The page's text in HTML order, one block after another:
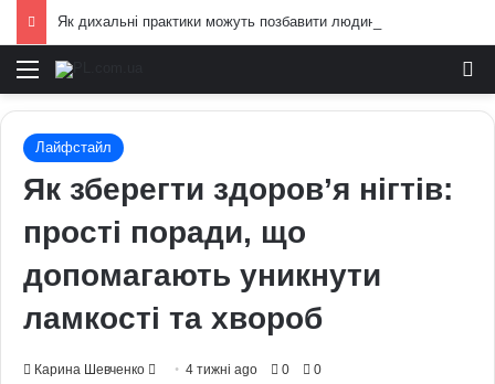
Меню
Лайфстайл
Як зберегти здоров’я нігтів:
прості поради, що
допомагають уникнути
ламкості та хвороб
Карина Шевченко
Send4 тижні ago 0 0